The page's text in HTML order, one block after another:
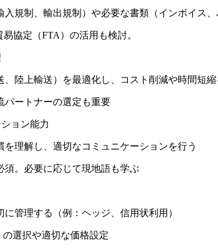
入規制、輸出規制）や必要な書類（インボイス
協定（FTA）の活用も検討。
陸上輸送）を最適化し、コスト削減や時間短縮
パートナーの選定も重要
ョン能力
を理解し、適切なコミュニケーションを行う
須。必要に応じて現地語も学ぶ
管理する（例：ヘッジ、信用状利用）
選択や適切な価格設定